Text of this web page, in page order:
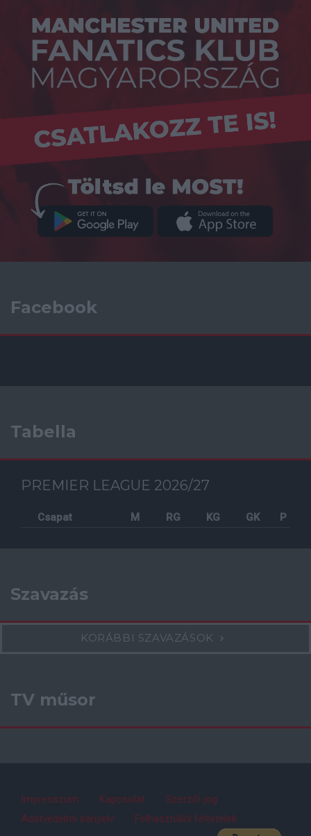
Facebook
Tabella
PREMIER LEAGUE 2026/27
Csapat M RG KG GK P
Szavazás
KORÁBBI SZAVAZÁSOK
TV műsor
Impresszum Kapcsolat
Szerzői jog
Adatvédelmi irányelv
Felhasználói feltételek